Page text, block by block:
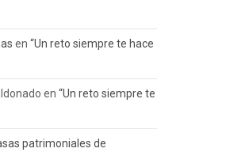
en“Un reto siempre te hace
en“Un reto siempre te
patrimoniales de